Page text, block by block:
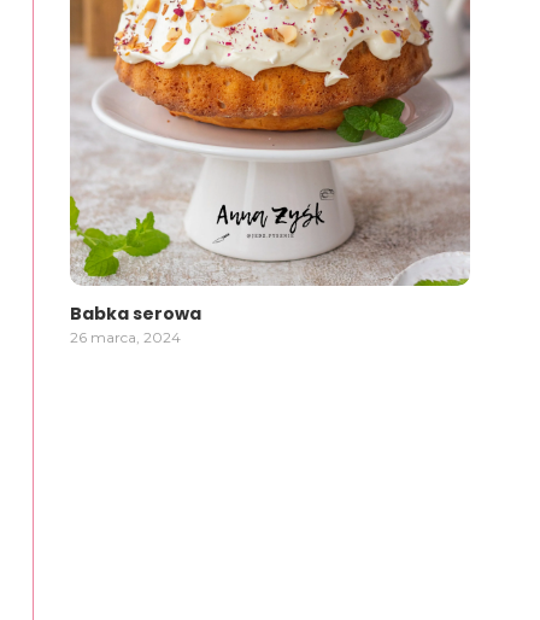
Babka serowa
26 marca, 2024